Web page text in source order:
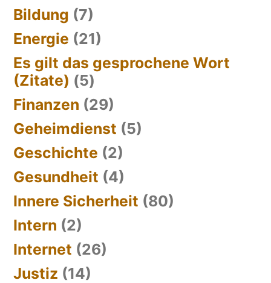
Bildung (7)
Energie (21)
Es gilt das gesprochene Wort
(Zitate) (5)
Finanzen (29)
Geheimdienst (5)
Geschichte (2)
Gesundheit (4)
Innere Sicherheit (80)
Intern (2)
Internet (26)
Justiz (14)